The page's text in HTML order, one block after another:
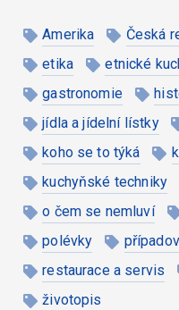
Amerika Česká
etika
etnické
gastronomie
jídla a jídelní lístky
koho se to týká
kuchyňské techniky
o čem se nemluví
polévky
restaurace a servis
životopis